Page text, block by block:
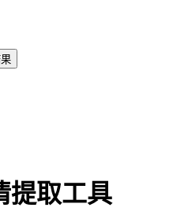
提取工具